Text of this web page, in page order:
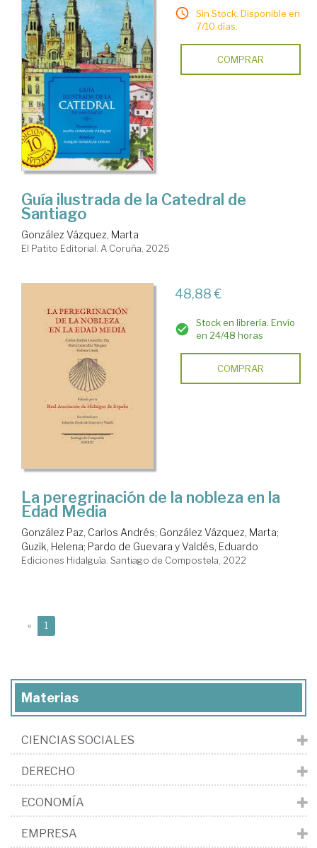
Sin Stock. Disponible en
7/10 días.
COMPRAR
Guía ilustrada de la Catedral de
Santiago
González Vázquez, Marta
El Patito Editorial. A Coruña, 2025
48,88 €
Stock en librería. Envío
en 24/48 horas
COMPRAR
La peregrinación de la nobleza en la
Edad Media
González Paz, Carlos Andrés; González Vázquez, Marta;
Guzik, Helena; Pardo de Guevara y Valdés, Eduardo
Ediciones Hidalguía. Santiago de Compostela, 2022
« 1
Materias
CIENCIAS SOCIALES
DERECHO
ECONOMÍA
EMPRESA